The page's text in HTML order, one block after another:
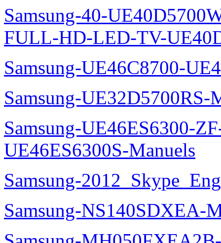
Samsung-40-
FULL-HD-LED-TV-
Samsung-UE46C8700-
Samsung-UE32D5700RS-
Samsung-UE46ES6300-
UE46ES6300S-Manuels
Samsung-
Samsung-NS140SDXEA-